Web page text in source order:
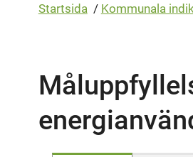
Startsida / Kommunala